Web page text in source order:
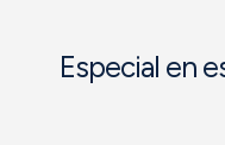
Especial en